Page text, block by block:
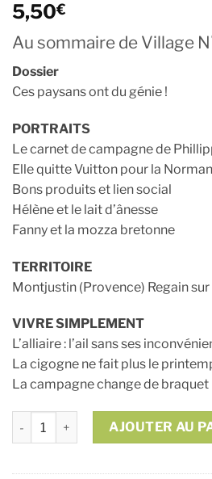
5,50€
Au sommaire de Village
Dossier
Ces paysans ont du génie !
PORTRAITS
Le carnet de campagne de
Elle quitte Vuitton pour la
Bons produits et lien social
Hélène et le lait d’ânesse
Fanny et la mozza bretonne
TERRITOIRE
Montjustin (Provence) Regain
VIVRE SIMPLEMENT
L’alliaire : l’ail sans ses
La cigogne ne fait plus le
La campagne change de braquet
quantité de N°147 - Printemps 2021
AJOUTER AU